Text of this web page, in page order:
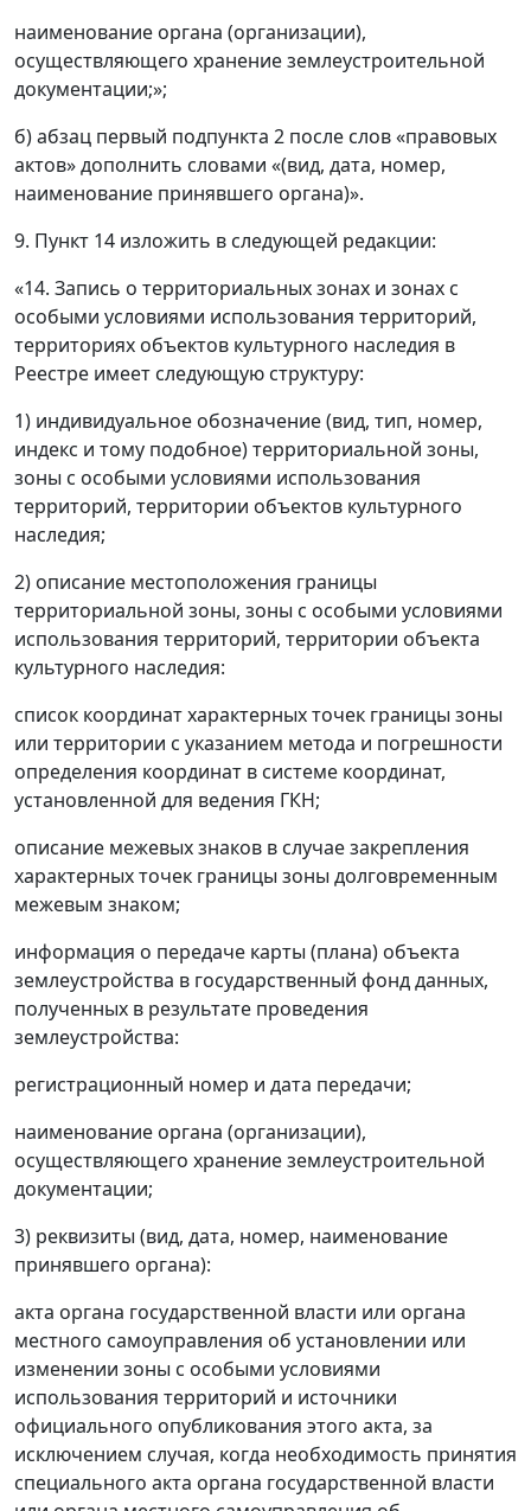
наименование органа (организации),
осуществляющего хранение землеустроительной
документации;»;
б) абзац первый подпункта 2 после слов «правовых
актов» дополнить словами «(вид, дата, номер,
наименование принявшего органа)».
9. Пункт 14 изложить в следующей редакции:
«14. Запись о территориальных зонах и зонах с
особыми условиями использования территорий,
территориях объектов культурного наследия в
Реестре имеет следующую структуру:
1) индивидуальное обозначение (вид, тип, номер,
индекс и тому подобное) территориальной зоны,
зоны с особыми условиями использования
территорий, территории объектов культурного
наследия;
2) описание местоположения границы
территориальной зоны, зоны с особыми условиями
использования территорий, территории объекта
культурного наследия:
список координат характерных точек границы зоны
или территории с указанием метода и погрешности
определения координат в системе координат,
установленной для ведения ГКН;
описание межевых знаков в случае закрепления
характерных точек границы зоны долговременным
межевым знаком;
информация о передаче карты (плана) объекта
землеустройства в государственный фонд данных,
полученных в результате проведения
землеустройства:
регистрационный номер и дата передачи;
наименование органа (организации),
осуществляющего хранение землеустроительной
документации;
3) реквизиты (вид, дата, номер, наименование
принявшего органа):
акта органа государственной власти или органа
местного самоуправления об установлении или
изменении зоны с особыми условиями
использования территорий и источники
официального опубликования этого акта, за
исключением случая, когда необходимость принятия
специального акта органа государственной власти